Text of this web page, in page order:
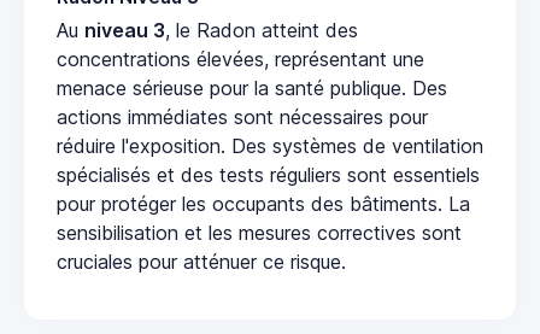
Au niveau 3, le Radon atteint des
concentrations élevées, représentant une
menace sérieuse pour la santé publique. Des
actions immédiates sont nécessaires pour
réduire l'exposition. Des systèmes de ventilation
spécialisés et des tests réguliers sont essentiels
pour protéger les occupants des bâtiments. La
sensibilisation et les mesures correctives sont
cruciales pour atténuer ce risque.